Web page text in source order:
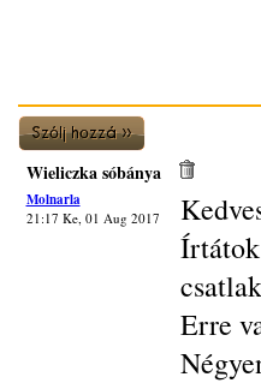
Wieliczka sóbánya
Molnarla
21:17 Ke, 01 Aug 2017
Erre